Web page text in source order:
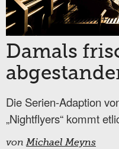
Damals
Die Serien-Adaption
„Nightflyers“ kommt
vonMichael Meyns